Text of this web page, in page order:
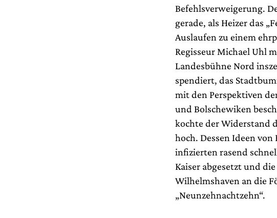
Befehlsverweigerung.
gerade, als Heizer das
Auslaufen zu einem
Regisseur Michael Uhl
Landesbühne Nord
spendiert, das
mit den Perspektiven
und Bolschewiken
kochte der Widerstand
hoch. Dessen Ideen
infizierten rasend
Kaiser abgesetzt und
Wilhelmshaven an die
„Neunzehnachtzehn“.